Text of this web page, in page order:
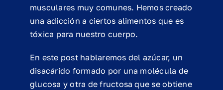
musculares muy comunes. Hemos creado
una adicción a ciertos alimentos que es
tóxica para nuestro cuerpo.
En este post hablaremos del azúcar, un
disacárido formado por una molécula de
glucosa y otra de fructosa que se obtiene